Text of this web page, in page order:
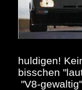
huldigen!
bisschen
"V8-